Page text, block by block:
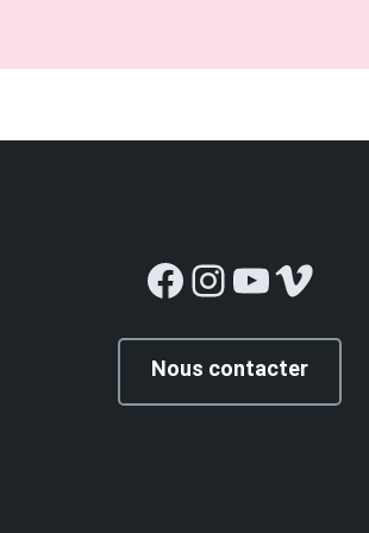
Facebook
Instagram
YouTube
Vimeo
Nous contacter